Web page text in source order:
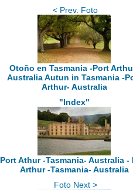
< Prev. Foto
Otoño en Tasmania -Port
Australia Autun in Tasmania -
Arthur- Australia
"Index"
Port Athur -Tasmania- Australia -
Arthur -Tasmania- Australia
Foto Next >